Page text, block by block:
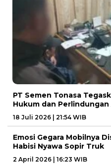
PT Semen Tonasa
Hukum dan
18 Juli 2026 | 21:54 WIB
Emosi Gegara Mobilnya
Habisi Nyawa Sopir Truk
2 April 2026 | 16:23 WIB